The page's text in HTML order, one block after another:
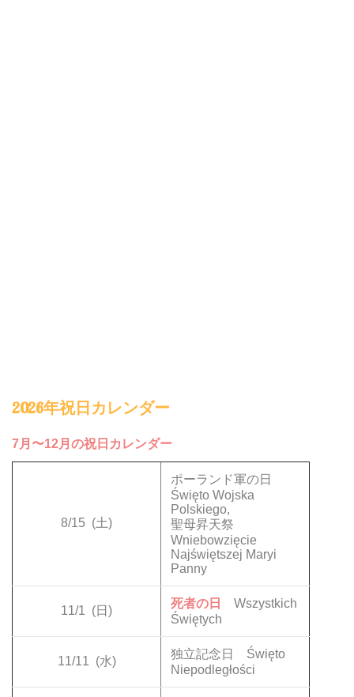
2026年祝日カレンダー
7月〜12月の祝日カレンダー
8/15 (土)
ポーランド軍の日
Święto Wojska
Polskiego,
聖母昇天祭
Wniebowzięcie
Najświętszej Maryi
Panny
11/1 (日)
死者の日
Wszystkich
Świętych
11/11 (水)
独立記念日 Święto
Niepodległości